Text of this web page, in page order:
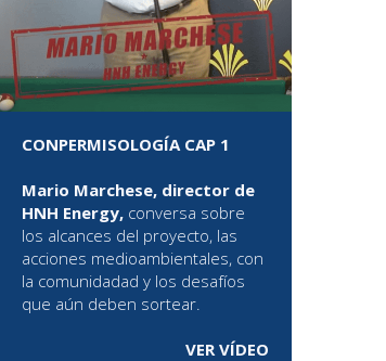
CONPERMISOLOGÍA CAP 1
Mario Marchese, director de
HNH Energy, conversa sobre
los alcances del proyecto, las
acciones medioambientales, con
la comunidadad y los desafíos
que aún deben sortear.
VER VÍDEO